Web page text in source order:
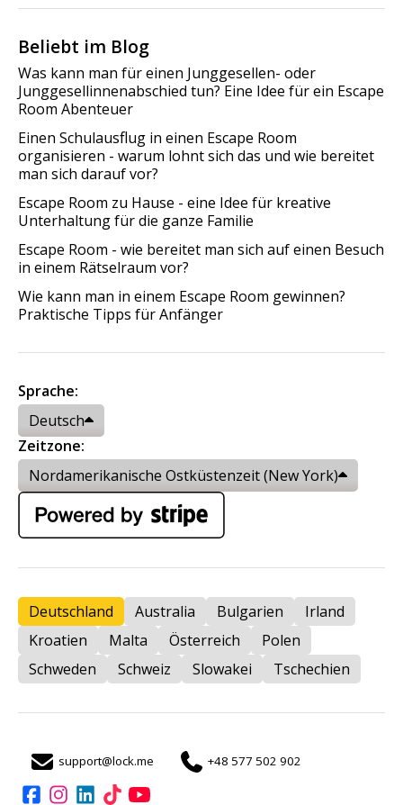
Beliebt im Blog
Was kann man für einen Junggesellen- oder
Junggesellinnenabschied tun? Eine Idee für ein Escape
Room Abenteuer
Einen Schulausflug in einen Escape Room
organisieren - warum lohnt sich das und wie bereitet
man sich darauf vor?
Escape Room zu Hause - eine Idee für kreative
Unterhaltung für die ganze Familie
Escape Room - wie bereitet man sich auf einen Besuch
in einem Rätselraum vor?
Wie kann man in einem Escape Room gewinnen?
Praktische Tipps für Anfänger
Sprache:
Deutsch
Zeitzone:
Nordamerikanische Ostküstenzeit (New York)
Deutschland Australia Bulgarien
Irland
Kroatien
Malta Österreich
Polen
Schweden
Schweiz Slowakei Tschechien
support@lock.me +48 577 502 902